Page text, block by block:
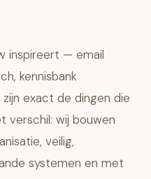
inspireert — email
kennisbank
exact de dingen die
verschil: wij bouwen
veilig,
systemen en met